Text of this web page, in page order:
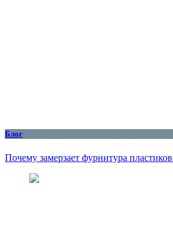
Блог
Почему замерзает фурнитура